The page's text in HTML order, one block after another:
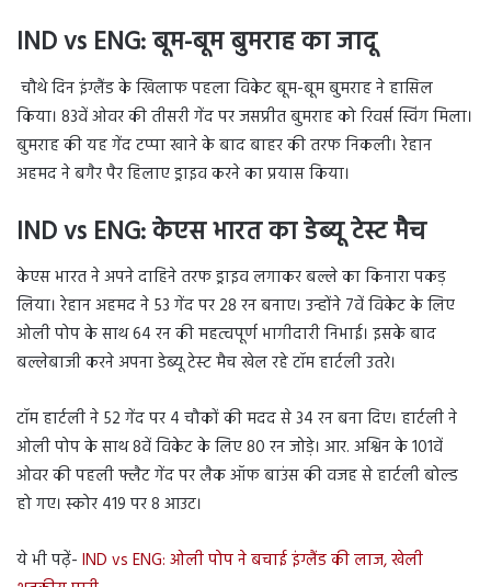
IND vs ENG: बूम-बूम बुमराह का जादू
चौथे दिन इंग्लैंड के खिलाफ पहला विकेट बूम-बूम बुमराह ने हासिल
किया। 83वें ओवर की तीसरी गेंद पर जसप्रीत बुमराह को रिवर्स स्विंग मिला।
बुमराह की यह गेंद टप्पा खाने के बाद बाहर की तरफ निकली। रेहान
अहमद ने बगैर पैर हिलाए ड्राइव करने का प्रयास किया।
IND vs ENG: केएस भारत का डेब्यू टेस्ट मैच
केएस भारत ने अपने दाहिने तरफ ड्राइव लगाकर बल्ले का किनारा पकड़
लिया। रेहान अहमद ने 53 गेंद पर 28 रन बनाए। उन्होंने 7वें विकेट के लिए
ओली पोप के साथ 64 रन की महत्वपूर्ण भागीदारी निभाई। इसके बाद
बल्लेबाजी करने अपना डेब्यू टेस्ट मैच खेल रहे टॉम हार्टली उतरे।
टॉम हार्टली ने 52 गेंद पर 4 चौकों की मदद से 34 रन बना दिए। हार्टली ने
ओली पोप के साथ 8वें विकेट के लिए 80 रन जोड़े। आर. अश्विन के 101वें
ओवर की पहली फ्लैट गेंद पर लैक ऑफ बाउंस की वजह से हार्टली बोल्ड
हो गए। स्कोर 419 पर 8 आउट।
ये भी पढ़ें- IND vs ENG: ओली पोप ने बचाई इंग्लैंड की लाज, खेली